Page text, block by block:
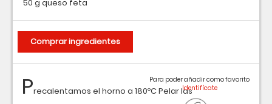
Precalentamos el horno a 180ºC Pelar las
Para poder añadir como favorito
50 g queso feta
Comprar ingredientes